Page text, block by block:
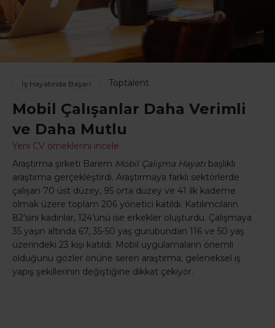
İş Hayatında Başarı Toptalent
Mobil Çalışanlar Daha Verimli
ve Daha Mutlu
Yeni CV örneklerini incele
Araştırma şirketi Barem Mobil Çalışma Hayatı başlıklı
araştırma gerçekleştirdi. Araştırmaya farklı sektörlerde
çalışan 70 üst düzey, 95 orta düzey ve 41 ilk kademe
olmak üzere toplam 206 yönetici katıldı. Katılımcıların
82’sini kadınlar, 124’ünü ise erkekler oluşturdu. Çalışmaya
35 yaşın altında 67, 35-50 yaş gurubundan 116 ve 50 yaş
üzerindeki 23 kişi katıldı. Mobil uygulamaların önemli
olduğunu gözler önüne seren araştırma, geleneksel iş
yapış şekillerinin değiştiğine dikkat çekiyor.